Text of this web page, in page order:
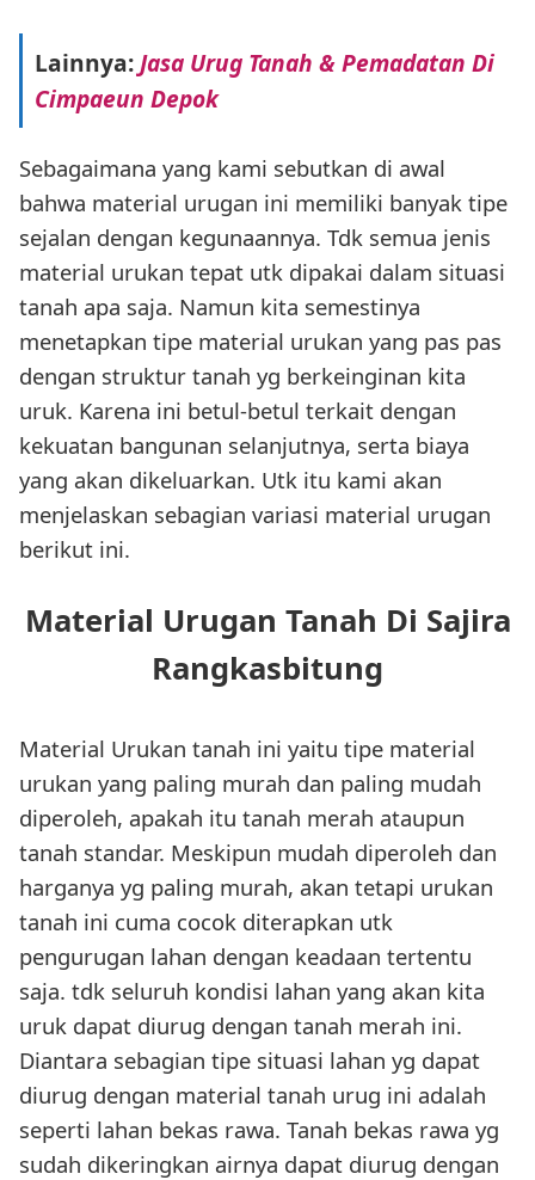
Lainnya:Jasa Urug Tanah & Pemadatan Di
Cimpaeun Depok
Sebagaimana yang kami sebutkan di awal
bahwa material urugan ini memiliki banyak tipe
sejalan dengan kegunaannya. Tdk semua jenis
material urukan tepat utk dipakai dalam situasi
tanah apa saja. Namun kita semestinya
menetapkan tipe material urukan yang pas pas
dengan struktur tanah yg berkeinginan kita
uruk. Karena ini betul-betul terkait dengan
kekuatan bangunan selanjutnya, serta biaya
yang akan dikeluarkan. Utk itu kami akan
menjelaskan sebagian variasi material urugan
berikut ini.
Material Urugan Tanah Di Sajira
Rangkasbitung
Material Urukan tanah ini yaitu tipe material
urukan yang paling murah dan paling mudah
diperoleh, apakah itu tanah merah ataupun
tanah standar. Meskipun mudah diperoleh dan
harganya yg paling murah, akan tetapi urukan
tanah ini cuma cocok diterapkan utk
pengurugan lahan dengan keadaan tertentu
saja. tdk seluruh kondisi lahan yang akan kita
uruk dapat diurug dengan tanah merah ini.
Diantara sebagian tipe situasi lahan yg dapat
diurug dengan material tanah urug ini adalah
seperti lahan bekas rawa. Tanah bekas rawa yg
sudah dikeringkan airnya dapat diurug dengan